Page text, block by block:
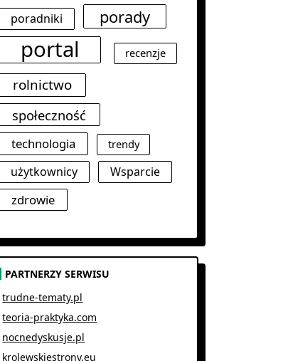
poradniki
porady
portal recenzje
rolnictwo
społeczność
technologia trendy
użytkownicy Wsparcie
zdrowie
PARTNERZY SERWISU
trudne-tematy.pl
teoria-praktyka.com
nocnedyskusje.pl
krolewskiestrony.eu